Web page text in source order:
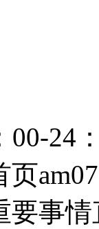
00-24
要事